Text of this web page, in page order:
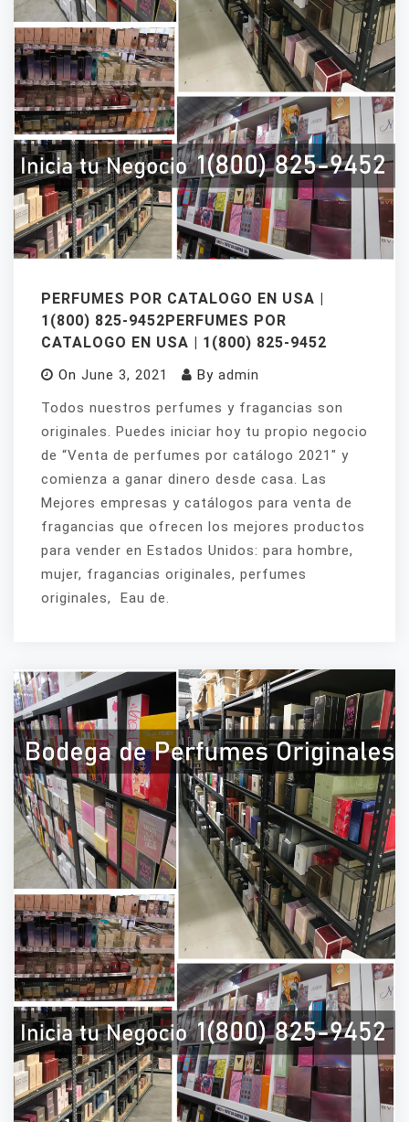
PERFUMES POR CATALOGO EN USA |
1(800) 825-9452PERFUMES POR
CATALOGO EN USA | 1(800) 825-9452
On June 3, 2021 By admin
Todos nuestros perfumes y fragancias son
originales. Puedes iniciar hoy tu propio negocio
de “Venta de perfumes por catálogo 2021″ y
comienza a ganar dinero desde casa. Las
Mejores empresas y catálogos para venta de
fragancias que ofrecen los mejores productos
para vender en Estados Unidos: para hombre,
mujer, fragancias originales, perfumes
originales, Eau de.